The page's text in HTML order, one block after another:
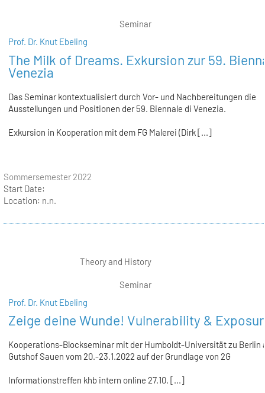
Seminar
Prof. Dr. Knut Ebeling
The Milk of Dreams. Exkursion zur 59.
Venezia
Das Seminar kontextualisiert durch Vor- und Nachbereitungen die
Ausstellungen und Positionen der 59. Biennale di Venezia.
Exkursion in Kooperation mit dem FG Malerei (Dirk [...]
Sommersemester 2022
Start Date:
Location: n.n.
Theory and History
Seminar
Prof. Dr. Knut Ebeling
Zeige deine Wunde! Vulnerability &
Kooperations-Blockseminar mit der Humboldt-Universität zu Berlin
Gutshof Sauen vom 20.-23.1.2022 auf der Grundlage von 2G
Informationstreffen khb intern online 27.10. [...]